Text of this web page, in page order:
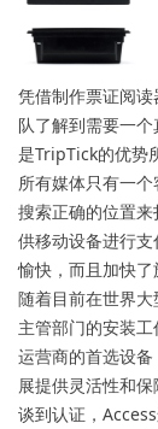
凭借制作票证阅
队了解到需要一
是TripTick的优势
所有媒体只有一
搜索正确的位置
供移动设备进行
愉快，而且加快了
随着目前在世界
主管部门的安装
运营商的首选设
展提供灵活性和保
谈到认证，